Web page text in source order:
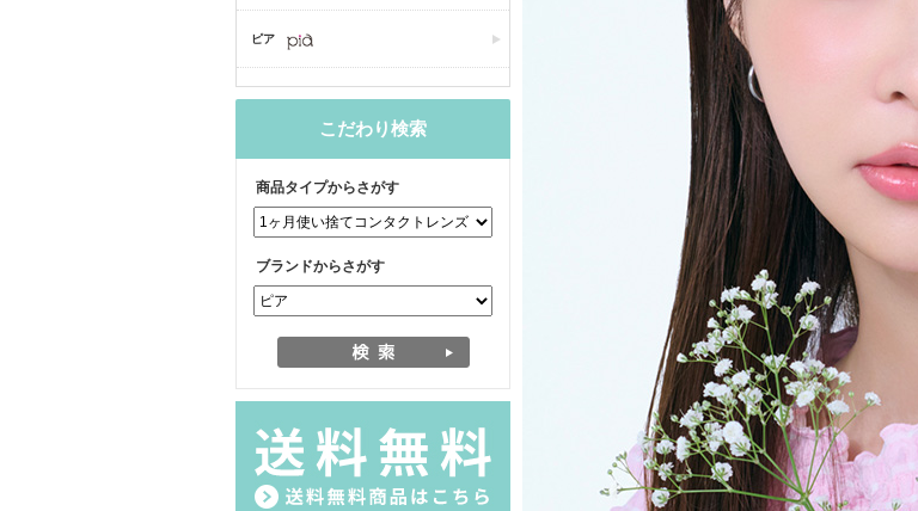
ピア
こだわり検索
商品タイプからさがす
ブランドからさがす